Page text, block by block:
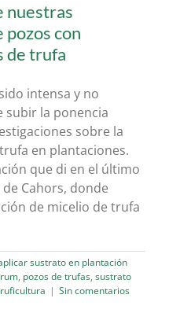
nuestras
con
de trufa
intensa y no
subir la ponencia
sobre la
en plantaciones.
que di en el último
Cahors, donde
de micelio de trufa
sustrato en plantación
, pozos de trufas, sustrato
| Sin comentarios